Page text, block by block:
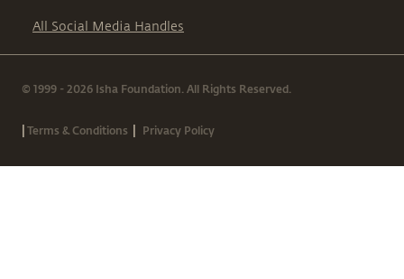
All Social Media Handles
© 1999 - 2026 Isha Foundation. All Rights Reserved.
|Terms & Conditions | Privacy Policy